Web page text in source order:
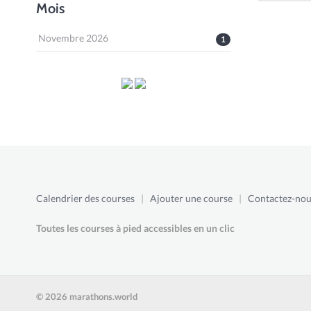
Mois
1
Novembre 2026
Calendrier des courses | Ajouter une course | Contactez-
Toutes les courses à pied accessibles en un clic
© 2026 marathons.world